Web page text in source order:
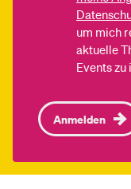
um mich
aktuelle
Events
Anmelden